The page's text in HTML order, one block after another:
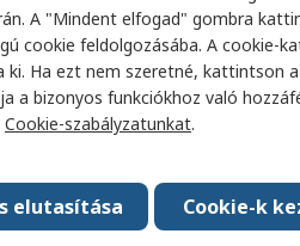
mérete C5
mennyiség
jóváhagyások No
A "Mindent elfogad" gombra
cookie feldolgozásába. A cookie-
ki. Ha ezt nem szeretné, kattintson
a bizonyos funkciókhoz való
Cookie-szabályzatunkat.
Cookie-k
elutasítása